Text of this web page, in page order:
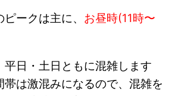
ークは主に、 お昼時(11時〜
平日・土日ともに混雑します
帯は激混みになるので、混雑を